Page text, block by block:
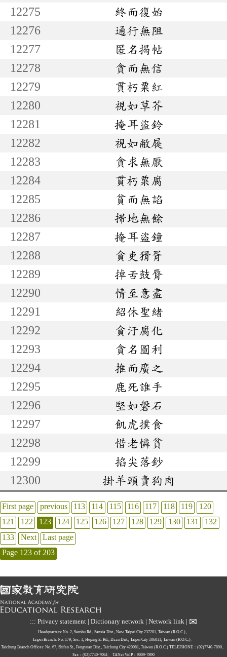
12275
終而復始
12276
通行無阻
12277
匿名揭帖
12278
貪而無信
12279
貫朽粟紅
12280
視如草芥
12281
掩耳盜鈴
12282
視如敝屣
12283
貪求無厭
12284
貫朽粟腐
12285
貧而無諂
12286
掃地無餘
12287
掩耳盜鐘
12288
貪吏猾胥
12289
掉舌鼓脣
12290
情至意盡
12291
紹休聖緒
12292
貪汙腐化
12293
貪名圖利
12294
推而廣之
12295
鹿死誰手
12296
堅如磐石
12297
飢虎撲食
12298
惜老憐貧
12299
掐尖落鈔
12300
掛羊頭賣狗肉
First page previous 113 114 115 116 117 118 119
120
121
122 123 124 125 126 127 128 129 130 131
132
133
Next
Last page
Page 123 of 203
::: Privacy statement | Dictionary network | Network link | ✉
Headquarters: No. 2, Sanshu Rd., Sanxia Dist., New Taipei City 237201, Taiwan (R.O.C.)、
Taipei Branch: No. 179, Sec. 1, Heping E. Rd., Daan Dist., Taipei City 106011, Taiwan (R.O.C.)、
Taichung Branch Offices: No. 67, Shifan St., Fengyuan Dist., Taichung City 420081, Taiwan (R.O.C.) TELEPHONE：(02)7740-7890、
Fax：(02)7740-7064、
TANet VoIP：9009-7890